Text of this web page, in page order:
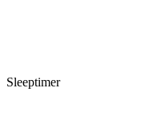
Sleeptimer